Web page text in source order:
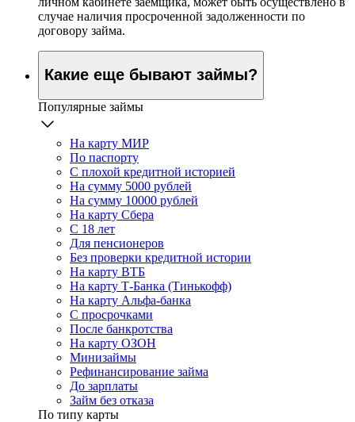
случае наличия просроченной задолженности по
договору займа.
Какие еще бывают займы?
Популярные займы
На карту МИР
По паспорту
С плохой кредитной историей
На сумму 5000 рублей
На сумму 10000 рублей
На карту Сбера
С 18 лет
Для пенсионеров
Без проверки кредитной истории
На карту ВТБ
На карту Т-Банка (Тинькофф)
На карту Альфа-банка
С просрочками
После банкротства
На карту ОЗОН
Минизаймы
Рефинансирование займа
До зарплаты
Займ без отказа
По типу карты